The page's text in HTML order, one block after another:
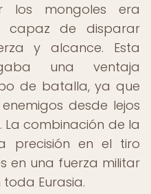
los mongoles era
capaz de disparar
y alcance. Esta
una ventaja
de batalla, ya que
desde lejos
La combinación de la
precisión en el tiro
en una fuerza militar
Eurasia.